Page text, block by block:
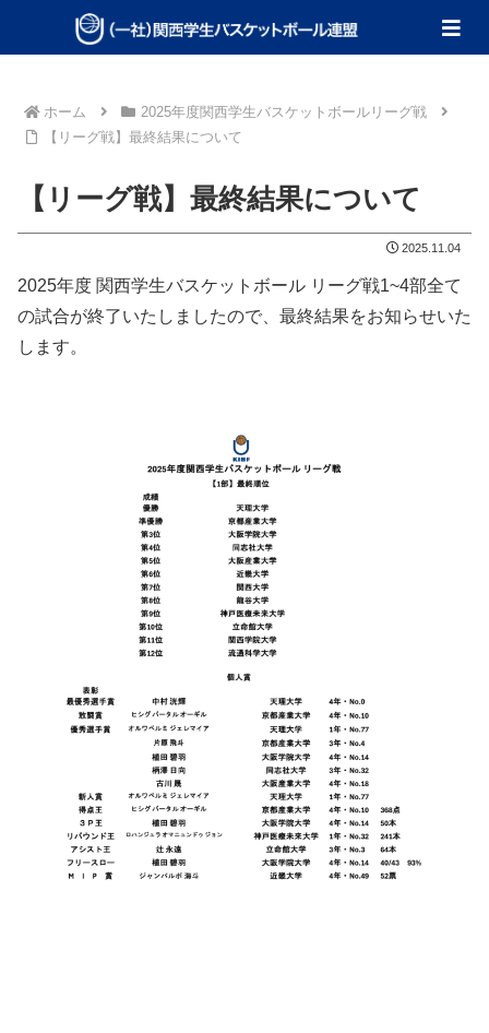
ホーム
2025年度関西学生バスケットボールリーグ戦
【リーグ戦】最終結果について
【リーグ戦】最終結果について
2025.11.04
2025年度 関西学生バスケットボール リーグ戦1~4部全て
の試合が終了いたしましたので、最終結果をお知らせいた
します。